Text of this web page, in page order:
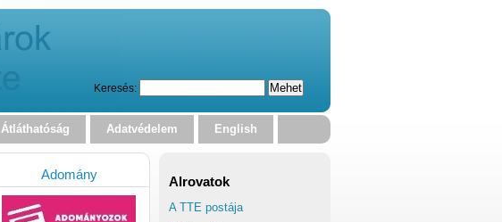
Keresés:
Átláthatóság Adatvédelem English
Alrovatok
A TTE postája
Adomány